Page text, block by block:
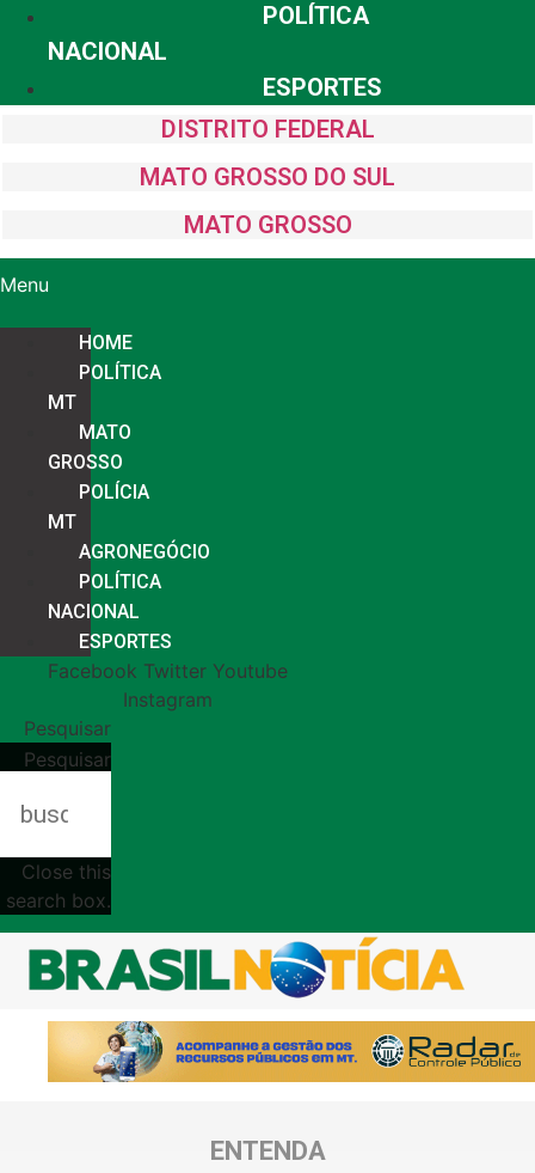
POLÍTICA
NACIONAL
ESPORTES
DISTRITO FEDERAL
MATO GROSSO DO SUL
MATO GROSSO
Menu
HOME
POLÍTICA
MT
MATO
GROSSO
POLÍCIA
MT
AGRONEGÓCIO
POLÍTICA
NACIONAL
ESPORTES
Facebook Twitter Youtube
Instagram
Pesquisar
Pesquisar
Close this
search box.
ENTENDA